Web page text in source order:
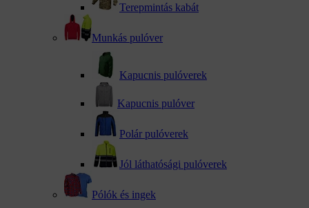
Terepmintás kabát
Munkás pulóver
Kapucnis pulóverek
Kapucnis pulóver
Polár pulóverek
Jól láthatósági pulóverek
Pólók és ingek